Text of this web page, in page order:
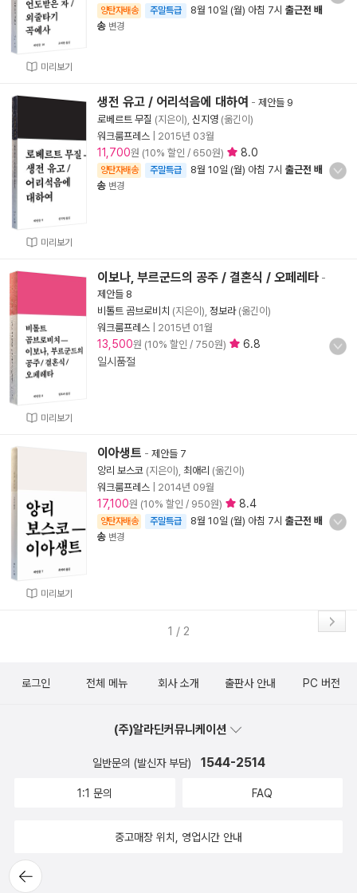
미리보기
양탄자배송 주말특급 8월 10일 (월) 아침 7시 출근전 배
송 변경
미리보기
생전 유고 / 어리석음에 대하여 - 제안들 9
로베르트 무질 (지은이), 신지영 (옮긴이)
워크룸프레스
2015년 03월
11,700원 (10% 할인 / 650원) 8.0
양탄자배송 주말특급 8월 10일 (월) 아침 7시 출근전 배
송 변경
미리보기
이보나, 부르군드의 공주 / 결혼식 / 오페레타 -
제안들 8
비톨트 곰브로비치 (지은이), 정보라(옮긴이)
워크룸프레스
2015년 01월
13,500원 (10% 할인 / 750원)
6.8
일시품절
미리보기
이아생트 - 제안들 7
앙리 보스코 (지은이), 최애리 (옮긴이)
워크룸프레스
2014년 09월
17,100원 (10% 할인 / 950원) 8.4
양탄자배송 주말특급 8월 10일 (월) 아침 7시 출근전 배
송 변경
1 / 2
뒤로가
기
로그인 전체 메뉴 회사 소개 출판사 안내 PC 버전
(주)알라딘커뮤니케이션
일반문의 (발신자 부담) 1544-2514
1:1 문의 FAQ
중고매장 위치, 영업시간 안내